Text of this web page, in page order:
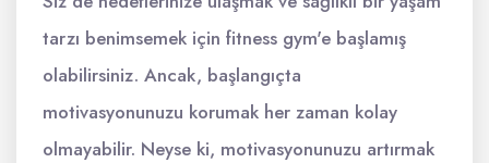
tarzı benimsemek için fitness gym'e başlamış
olabilirsiniz. Ancak, başlangıçta
motivasyonunuzu korumak her zaman kolay
olmayabilir. Neyse ki, motivasyonunuzu artırmak